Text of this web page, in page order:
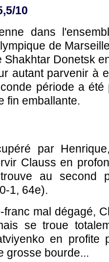
10
dans
de
Shakhtar Donetsk
autant parvenir à
période a
fin emballante.
par
Clauss en
au second
1, 64e).
mal dégagé,
se troue
en profite
grosse bourde...